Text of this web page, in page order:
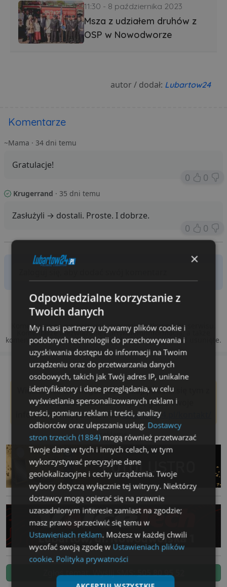
11:30 - 8 października 2023
Msza z udziałem druhów z
OSP w Nowodworze
autor / dodał: Lubartow24
Komentarze
~Mama · 34 dni temu
Gratulacje!
0 0
Krugerrand · 35 dni temu
Zasłużyli → dostali. Proste. I dobrze.
0 0
Komentarze są prywatnymi opiniami Użytkowników serwisu.
Komentarze niezwiązane z artykułem/informacją, a także
komentarze zawierające treści wulgarne mogą zostać usunięte.
Widzisz coś ważnego? Nie czekaj, podziel się tym z
nami! Lubartów24 to miejsce, gdzie Twoje
informacje mają znaczenie.lubartow24.pl/kontakt/
reklama
Zgłoś temat. Wyślij SMS:505 80 95 52
×
Odpowiedzialne korzystanie z
Twoich danych
My i nasi partnerzy używamy plików cookie i
podobnych technologii do przechowywania i
uzyskiwania dostępu do informacji na Twoim
urządzeniu oraz do przetwarzania danych
osobowych, takich jak Twój adres IP, unikalne
identyfikatory i dane przeglądania, w celu
wyświetlania spersonalizowanych reklam i
treści, pomiaru reklam i treści, analizy
odbiorców oraz ulepszania usług. Dostawcy
stron trzecich (1884)mogą również przetwarzać
Twoje dane w tych i innych celach, w tym
wykorzystywać precyzyjne dane
geolokalizacyjne i cechy urządzenia. Twoje
wybory dotyczą wyłącznie tej witryny. Niektórzy
dostawcy mogą opierać się na prawnie
uzasadnionym interesie zamiast na zgodzie;
masz prawo sprzeciwić się temu w
Ustawieniach reklam. Możesz w każdej chwili
wycofać swoją zgodę w Ustawieniach plików
cookie. Polityka prywatności